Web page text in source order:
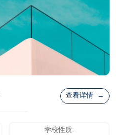
查看详情 →
学校性质: